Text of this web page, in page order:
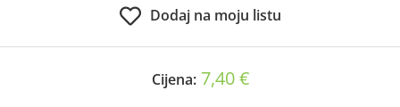
Dodaj na moju listu
Cijena: 7,40 €